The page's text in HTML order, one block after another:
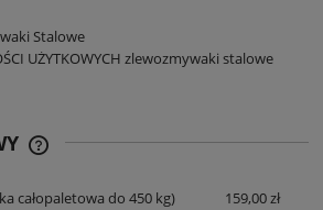
Stalowe
UŻYTKOWYCH zlewozmywaki stalowe
całopaletowa do 450 kg) 159,00 zł